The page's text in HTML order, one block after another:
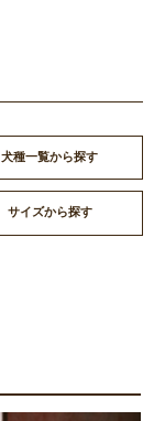
犬種一覧から探す
サイズから探す